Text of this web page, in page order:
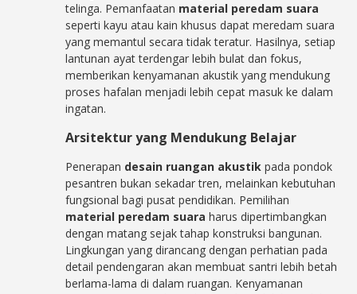
telinga. Pemanfaatan material peredam suara
seperti kayu atau kain khusus dapat meredam suara
yang memantul secara tidak teratur. Hasilnya, setiap
lantunan ayat terdengar lebih bulat dan fokus,
memberikan kenyamanan akustik yang mendukung
proses hafalan menjadi lebih cepat masuk ke dalam
ingatan.
Arsitektur yang Mendukung Belajar
Penerapan desain ruangan akustik pada pondok
pesantren bukan sekadar tren, melainkan kebutuhan
fungsional bagi pusat pendidikan. Pemilihan
material peredam suara harus dipertimbangkan
dengan matang sejak tahap konstruksi bangunan.
Lingkungan yang dirancang dengan perhatian pada
detail pendengaran akan membuat santri lebih betah
berlama-lama di dalam ruangan. Kenyamanan